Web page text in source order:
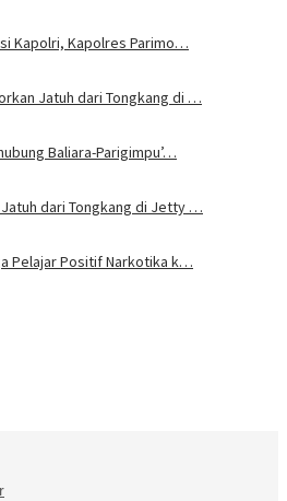
Kapolri, Kapolres Parimo…
Jatuh dari Tongkang di …
Baliara-Parigimpu’…
Jatuh dari Tongkang di Jetty …
Pelajar Positif Narkotika k…